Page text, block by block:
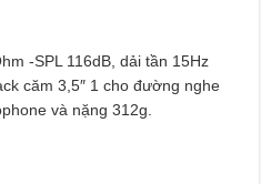
-SPL 116dB, dải tần 15Hz
căm 3,5″ 1 cho đường nghe
và nặng 312g.